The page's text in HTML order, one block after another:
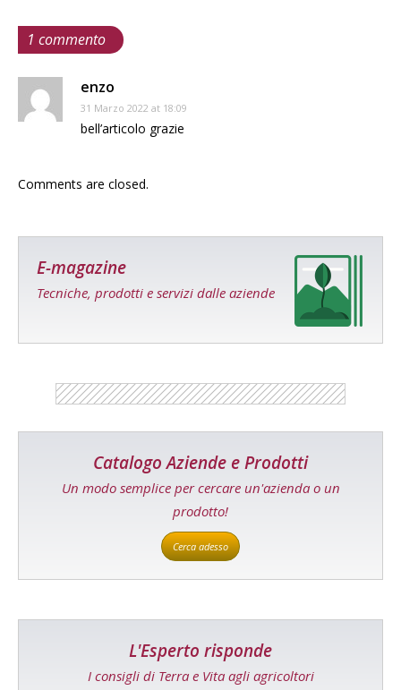
1 commento
enzo
31 Marzo 2022 at 18:09
bell’articolo grazie
Comments are closed.
E-magazine
Tecniche, prodotti e servizi dalle aziende
Catalogo Aziende e Prodotti
Un modo semplice per cercare un'azienda o un
prodotto!
Cerca adesso
L'Esperto risponde
I consigli di Terra e Vita agli agricoltori